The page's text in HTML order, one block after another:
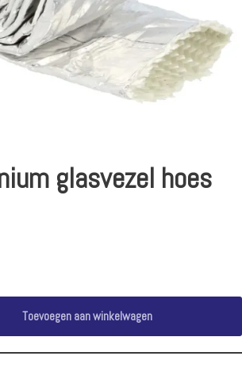
glasvezel hoes
Toevoegen aan winkelwagen